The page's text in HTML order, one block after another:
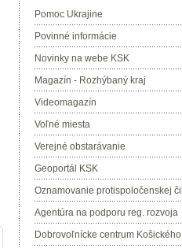
Pomoc Ukrajine
Povinné informácie
Novinky na webe KSK
Magazín - Rozhýbaný kraj
Videomagazín
Voľné miesta
Verejné obstarávanie
Geoportál KSK
Oznamovanie protispoločenskej
Agentúra na podporu reg. rozvoja
Dobrovoľnícke centrum